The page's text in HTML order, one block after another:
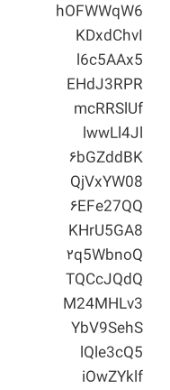
hOFWWqW6
KDxdChvI
l6c5AAx5
EHdJ3RPR
mcRRSlUf
lwwLl4Jl
۶bGZddBK
QjVxYW08
۶EFe27QQ
KHrU5GA8
۲q5WbnoQ
TQCcJQdQ
M24MHLv3
YbV9SehS
lQle3cQ5
iOwZYklf